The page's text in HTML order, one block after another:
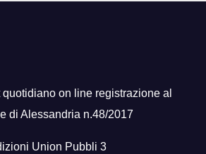
on line registrazione al
di Alessandria n.48/2017
Union Pubbli 3